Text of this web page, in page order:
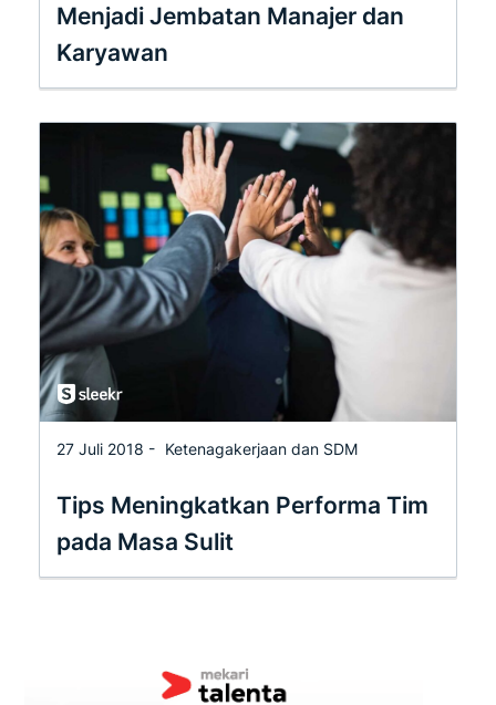
Menjadi Jembatan Manajer dan
Karyawan
27 Juli 2018 - Ketenagakerjaan dan SDM
Tips Meningkatkan Performa Tim
pada Masa Sulit